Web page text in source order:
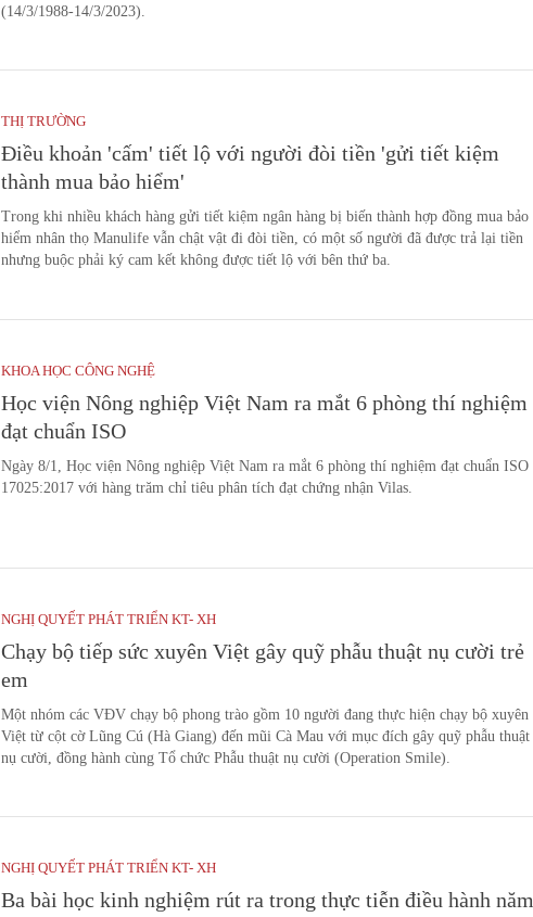
(14/3/1988-14/3/2023).
THỊ TRƯỜNG
Điều khoản 'cấm' tiết lộ với người đòi tiền 'gửi tiết kiệm
thành mua bảo hiểm'
Trong khi nhiều khách hàng gửi tiết kiệm ngân hàng bị biến thành hợp đồng mua bảo
hiểm nhân thọ Manulife vẫn chật vật đi đòi tiền, có một số người đã được trả lại tiền
nhưng buộc phải ký cam kết không được tiết lộ với bên thứ ba.
KHOA HỌC CÔNG NGHỆ
Học viện Nông nghiệp Việt Nam ra mắt 6 phòng thí nghiệm
đạt chuẩn ISO
Ngày 8/1, Học viện Nông nghiệp Việt Nam ra mắt 6 phòng thí nghiệm đạt chuẩn ISO
17025:2017 với hàng trăm chỉ tiêu phân tích đạt chứng nhận Vilas.
NGHỊ QUYẾT PHÁT TRIỂN KT- XH
Chạy bộ tiếp sức xuyên Việt gây quỹ phẫu thuật nụ cười trẻ
em
Một nhóm các VĐV chạy bộ phong trào gồm 10 người đang thực hiện chạy bộ xuyên
Việt từ cột cờ Lũng Cú (Hà Giang) đến mũi Cà Mau với mục đích gây quỹ phẫu thuật
nụ cười, đồng hành cùng Tổ chức Phẫu thuật nụ cười (Operation Smile).
NGHỊ QUYẾT PHÁT TRIỂN KT- XH
Ba bài học kinh nghiệm rút ra trong thực tiễn điều hành năm